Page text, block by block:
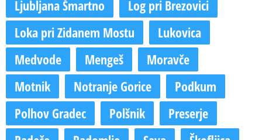
Ljubljana Šmartno
Log pri Brezovici
Loka pri Zidanem Mostu
Lukovica
Medvode
Mengeš
Moravče
Motnik
Notranje Gorice
Podkum
Polhov Gradec
Polšnik
Preserje